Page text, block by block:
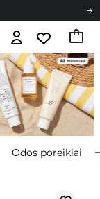
Odos poreikiai